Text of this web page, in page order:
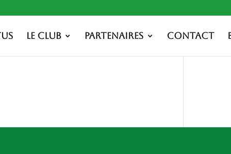
Le club Partenaires Contact